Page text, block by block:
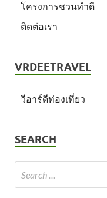
โครงการชวนทำดี
ติดต่อเรา
VRDEETRAVEL
วีอาร์ดีท่องเที่ยว
SEARCH